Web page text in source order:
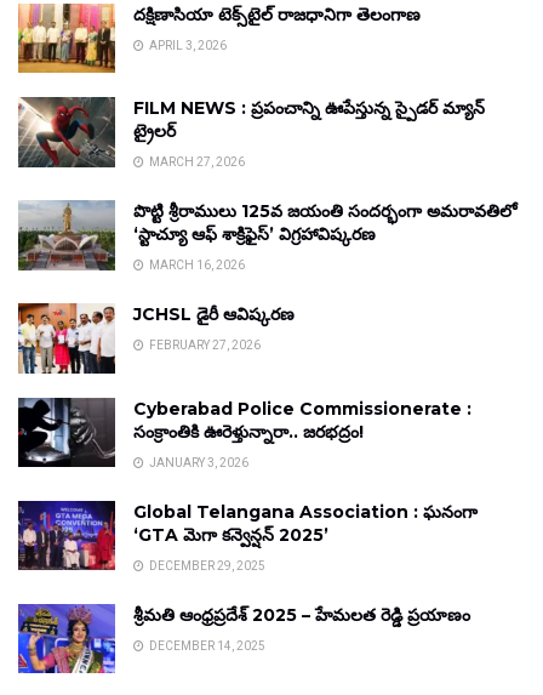
దక్షిణాసియా టెక్స్‌టైల్ రాజధానిగా తెలంగాణ
APRIL 3, 2026
FILM NEWS : ప్రపంచాన్ని ఊపేస్తున్న స్పైడర్ మ్యాన్
ట్రైలర్
MARCH 27, 2026
పొట్టి శ్రీరాములు 125వ జయంతి సందర్భంగా అమరావతిలో
‘స్టాచ్యూ ఆఫ్ శాక్రిఫైస్’ విగ్రహావిష్కరణ
MARCH 16, 2026
JCHSL డైరీ ఆవిష్కరణ
FEBRUARY 27, 2026
Cyberabad Police Commissionerate :
సంక్రాంతికి ఊరెళ్తున్నారా.. జరభద్రం!
JANUARY 3, 2026
Global Telangana Association : ఘనంగా
‘GTA మెగా కన్వెన్షన్ 2025’
DECEMBER 29, 2025
శ్రీమతి ఆంధ్రప్రదేశ్ 2025 – హేమలత రెడ్డి ప్రయాణం
DECEMBER 14, 2025